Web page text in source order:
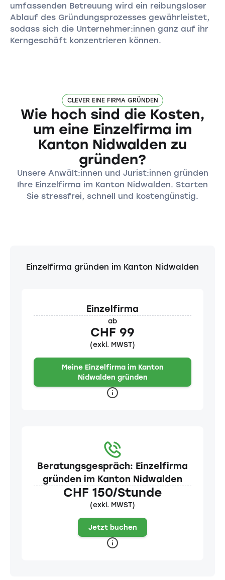
umfassenden Betreuung wird ein reibungsloser
Ablauf des Gründungsprozesses gewährleistet,
sodass sich die Unternehmer:innen ganz auf ihr
Kerngeschäft konzentrieren können.
CLEVER EINE FIRMA GRÜNDEN
Wie hoch sind die Kosten,
um eine Einzelfirma im
Kanton Nidwalden zu
gründen?
Unsere Anwält:innen und Jurist:innen gründen
Ihre Einzelfirma im Kanton Nidwalden. Starten
Sie stressfrei, schnell und kostengünstig.
Einzelfirma gründen im Kanton Nidwalden
Einzelfirma
ab
CHF 99
(exkl. MWST)
Meine Einzelfirma im Kanton
Nidwalden gründen
Beratungsgespräch: Einzelfirma
gründen im Kanton Nidwalden
CHF 150/Stunde
(exkl. MWST)
Jetzt buchen